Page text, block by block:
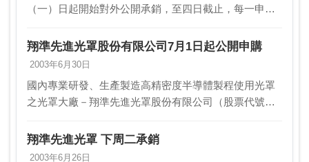
（一）日起開始對外公開承銷，至四日截止，每一申購
月二十八日以每股十二元掛牌上櫃交易，七月二十二日
舉行…
翔準先進光罩股份有限公司7月1日起公開申購
2003年6月30日
國內專業研發、生產製造高精密度半導體製程使用光罩
之光罩大廠－翔準先進光罩股份有限公司（股票代號：
申購價格每股新台幣12元整，每人可申購2000股。…
翔準先進光罩 下周二承銷
2003年6月26日